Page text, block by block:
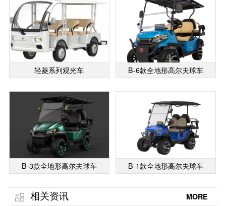
轻菱系列观光车 B-6款全地形高尔夫球车
B-3款全地形高尔夫球车 B-1款全地形高尔夫球车
相关资讯 MORE